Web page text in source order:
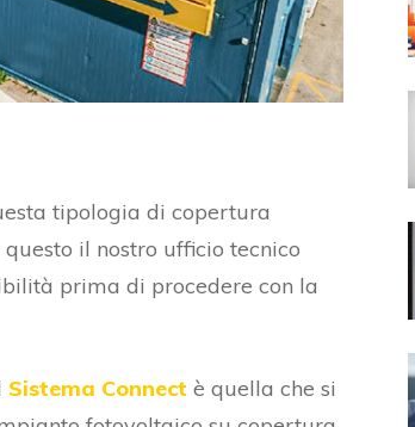
tipologia di copertura
il nostro ufficio tecnico
prima di procedere con la
Sistema Connect è quella che si